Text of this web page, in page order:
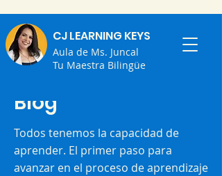
CJ LEARNING KEYS
Aula de Ms. Juncal
Tu Maestra Bilingüe
Blog
Todos tenemos la capacidad de
aprender. ⁣El primer paso para
avanzar en el proceso de aprendizaje